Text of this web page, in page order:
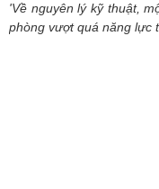
'Về nguyên lý kỹ thuật,
phòng vượt quá năng lực